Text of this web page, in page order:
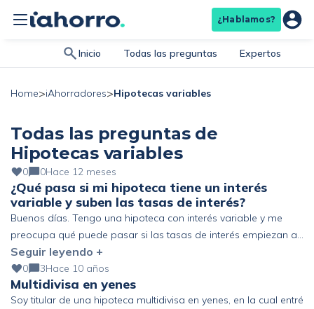
¿Hablamos?
Inicio Todas las preguntas Expertos
Home>iAhorradores>Hipotecas variables
Todas las preguntas de
Hipotecas variables
0 0Hace 12 meses
¿Qué pasa si mi hipoteca tiene un interés
variable y suben las tasas de interés?
Buenos días. Tengo una hipoteca con interés variable y me
preocupa qué puede pasar si las tasas de interés empiezan a
subir. Hasta ahora he estado pagando una cuota
relativamente estable, pero sé que este tipo de hipoteca
depende de un índice de referencia (euribor). Y no termino de
entender si esos cambios se aplican […]
Seguir leyendo +
0 3Hace 10 años
Multidivisa en yenes
Soy titular de una hipoteca multidivisa en yenes, en la cual entré